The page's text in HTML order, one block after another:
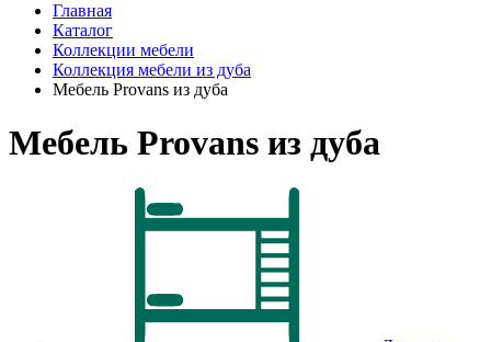
Главная
Каталог
Коллекции мебели
Коллекция мебели из дуба
Мебель Provans из дуба
Мебель Provans из дуба